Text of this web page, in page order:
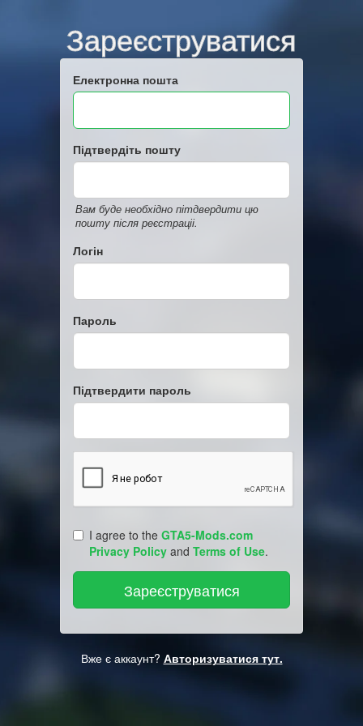
Зареєструватися
Електронна пошта
Підтвердіть пошту
Вам буде необхідно пітдвердити цю
пошту після реєстраціі.
Логін
Пароль
Підтвердити пароль
I agree to the GTA5-Mods.com
Privacy Policy and Terms of Use.
Вже є аккаунт? Авторизуватися тут.